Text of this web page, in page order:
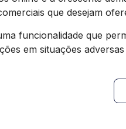
que desejam
funcionalidade que
em situações